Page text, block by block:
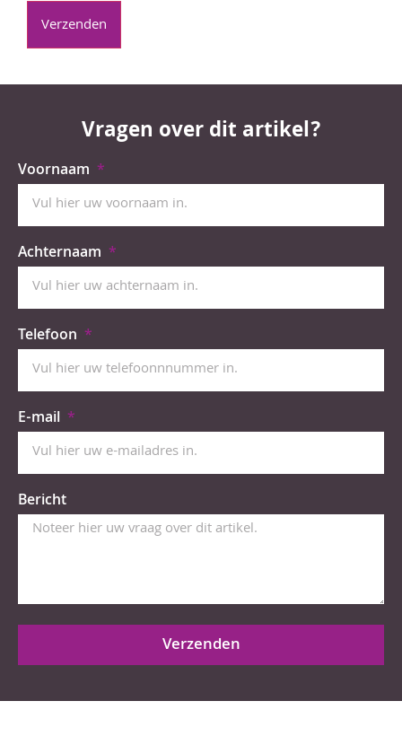
Vragen over dit artikel?
Voornaam
Achternaam
Telefoon
E-mail
Bericht
Verzenden